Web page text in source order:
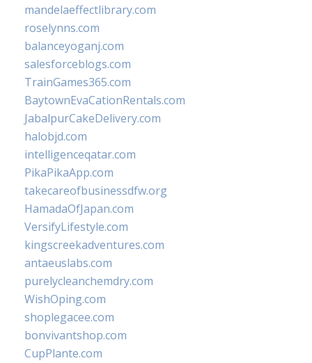
mandelaeffectlibrary.com
roselynns.com
balanceyoganj.com
salesforceblogs.com
TrainGames365.com
BaytownEvaCationRentals.com
JabalpurCakeDelivery.com
halobjd.com
intelligenceqatar.com
PikaPikaApp.com
takecareofbusinessdfw.org
HamadaOfJapan.com
VersifyLifestyle.com
kingscreekadventures.com
antaeuslabs.com
purelycleanchemdry.com
WishOping.com
shoplegacee.com
bonvivantshop.com
CupPlante.com